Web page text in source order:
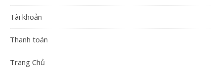
Tài khoản
Thanh toán
Trang Chủ